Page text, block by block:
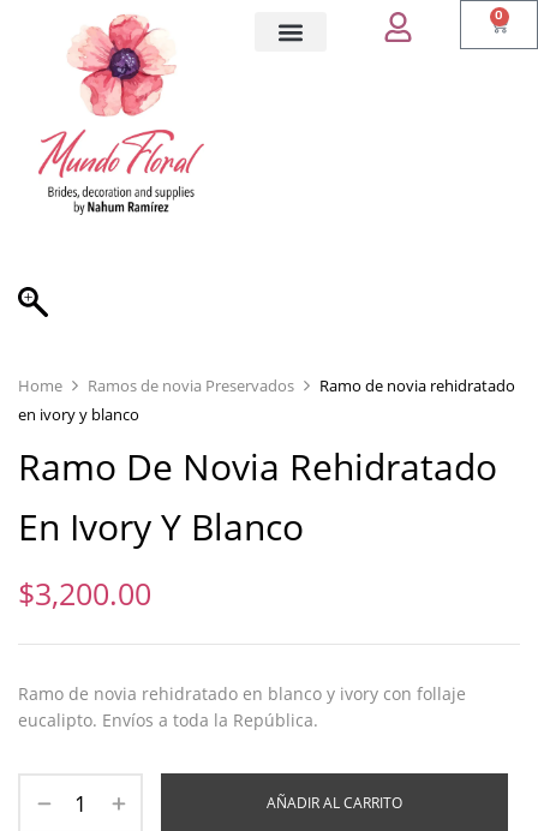
0
Home Ramos de novia Preservados
Ramo de novia rehidratado
en ivory y blanco
Ramo De Novia Rehidratado
En Ivory Y Blanco
$3,200.00
Ramo de novia rehidratado en blanco y ivory con follaje
eucalipto. Envíos a toda la República.
AÑADIR AL CARRITO